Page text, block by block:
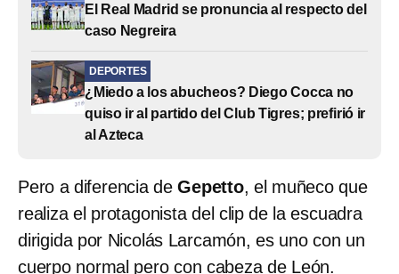
El Real Madrid se pronuncia al respecto del
caso Negreira
DEPORTES
¿Miedo a los abucheos? Diego Cocca no
quiso ir al partido del Club Tigres; prefirió ir
al Azteca
Pero a diferencia deGepetto, el muñeco que
realiza el protagonista del clip de la escuadra
dirigida por Nicolás Larcamón, es uno con un
cuerpo normal pero con cabeza de León.